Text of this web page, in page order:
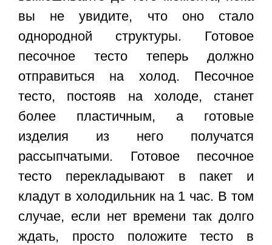
вы не увидите, что оно стало
однородной структуры. Готовое
песочное тесто теперь должно
отправиться на холод. Песочное
тесто, постояв на холоде, станет
более пластичным, а готовые
изделия из него получатся
рассыпчатыми. Готовое песочное
тесто перекладывают в пакет и
кладут в холодильник на 1 час. В том
случае, если нет времени так долго
ждать, просто положите тесто в